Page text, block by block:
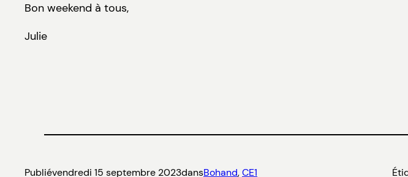
Bon weekend à tous,
Julie
Publiévendredi 15 septembre 2023dansBohand, CE1